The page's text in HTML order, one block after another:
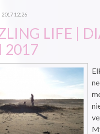
12:26
LIFE |
2017